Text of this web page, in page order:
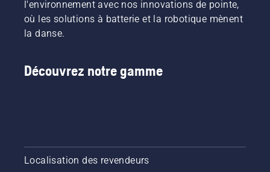
l'environnement avec nos innovations de pointe,
où les solutions à batterie et la robotique mènent
la danse.
Découvrez notre gamme
Localisation des revendeurs